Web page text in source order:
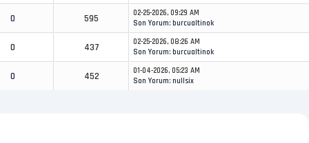
0 595
02-25-2026, 09:29 AM
Son Yorum: burcualtinok
0 437
02-25-2026, 08:26 AM
Son Yorum: burcualtinok
0 452
01-04-2026, 05:23 AM
Son Yorum: nullsix